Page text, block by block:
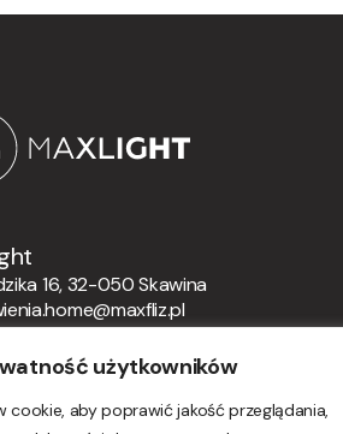
użytkowników
cookie, aby poprawić jakość przeglądania,
16, 32-050 Skawina
12 164